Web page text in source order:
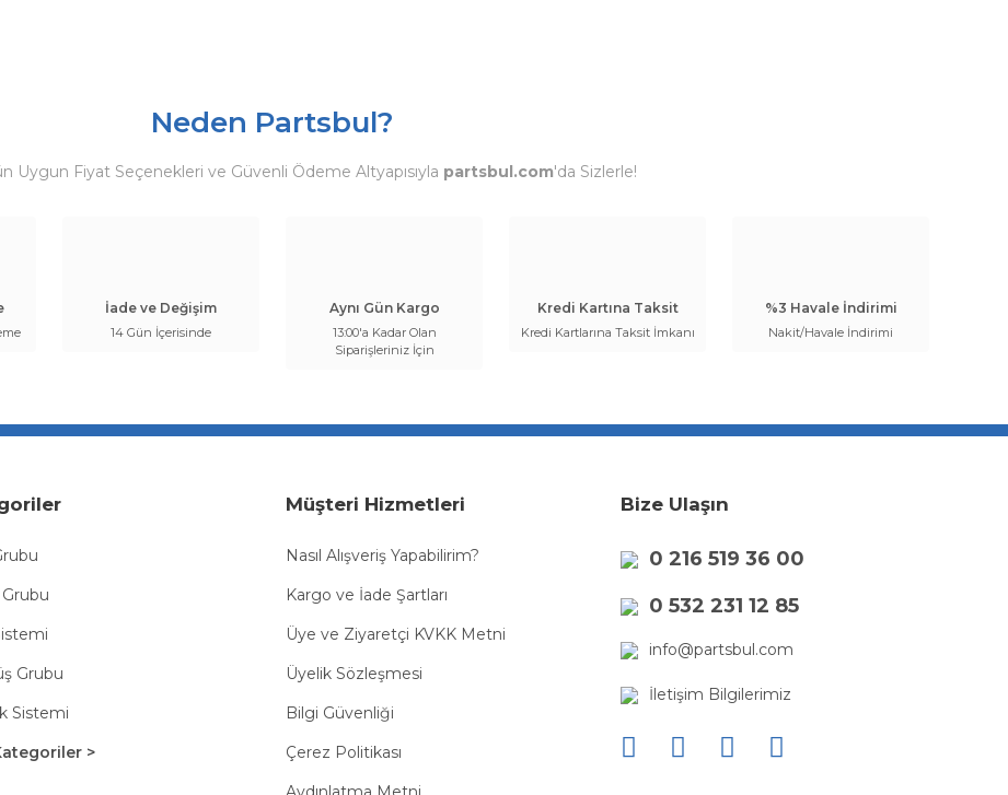
Neden Partsbul?
Uygun Fiyat Seçenekleri ve Güvenli Ödeme Altyapısıyla partsbul.com'da Sizlerle!
İade ve Değişim
14 Gün İçerisinde
Aynı Gün Kargo
13:00'a Kadar Olan
Siparişleriniz İçin
Kredi Kartına Taksit
Kredi Kartlarına Taksit İmkanı
%3 Havale İndirimi
Nakit/Havale İndirimi
Grubu
Sistemi
>
Müşteri Hizmetleri
Nasıl Alışveriş Yapabilirim?
Kargo ve İade Şartları
Üye ve Ziyaretçi KVKK Metni
Üyelik Sözleşmesi
Bilgi Güvenliği
Çerez Politikası
Bize Ulaşın
0 216 519 36 00
0 532 231 12 85
info@partsbul.com
İletişim Bilgilerimiz